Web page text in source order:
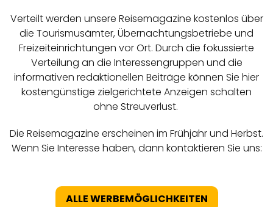
Verteilt werden unsere Reisemagazine kostenlos über
die Tourismusämter, Übernachtungsbetriebe und
Freizeiteinrichtungen vor Ort. Durch die fokussierte
Verteilung an die Interessengruppen und die
informativen redaktionellen Beiträge können Sie hier
kostengünstige zielgerichtete Anzeigen schalten
ohne Streuverlust.
Die Reisemagazine erscheinen im Frühjahr und Herbst.
Wenn Sie Interesse haben, dann kontaktieren Sie uns:
ALLE WERBEMÖGLICHKEITEN